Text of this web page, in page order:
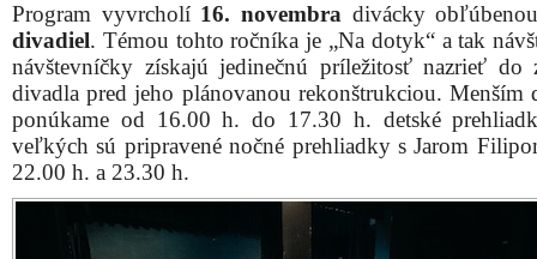
Program vyvrcholí 16. novembra divácky
divadiel. Témou tohto ročníka je „Na dotyk“ a tak
návštevníčky získajú jedinečnú príležitosť nazrieť do
divadla pred jeho plánovanou rekonštrukciou. Menším
ponúkame od 16.00 h. do 17.30 h. detské
veľkých sú pripravené nočné prehliadky s Jarom
22.00 h. a 23.30 h.